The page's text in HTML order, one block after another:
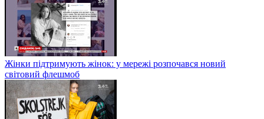
Жінки підтримують жінок: у мережі розпочався новий
світовий флешмоб